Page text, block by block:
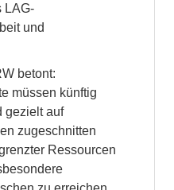
LAG-
und
betont:
müssen künftig
gezielt auf
zugeschnitten
Ressourcen